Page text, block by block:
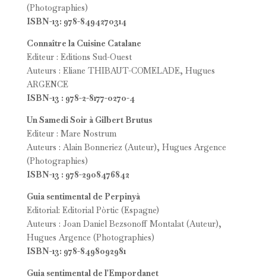
(Photographies)
ISBN-13: 978-8494270314
Connaître la Cuisine Catalane
Editeur : Editions Sud-Ouest
Auteurs : Eliane THIBAUT-COMELADE, Hugues
ARGENCE
ISBN-13 : 978-2-8177-0270-4
Un Samedi Soir à Gilbert Brutus
Editeur : Mare Nostrum
Auteurs : Alain Bonneriez (Auteur), Hugues Argence
(Photographies)
ISBN-13 : 978-2908476842
Guia sentimental de Perpinyà
Editorial: Editorial Pòrtic (Espagne)
Auteurs : Joan Daniel Bezsonoff Montalat (Auteur),
Hugues Argence (Photographies)
ISBN-13: 978-8498092981
Guia sentimental de l'Empordanet